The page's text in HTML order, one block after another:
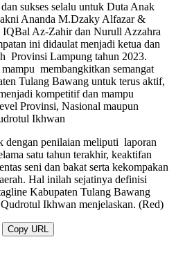
sukses selalu untuk Duta Anak
Ananda M.Dzaky Alfazar &
IQBal Az-Zahir dan Nurull Azzahra
ini didaulat menjadi ketua dan
Provinsi Lampung tahun 2023.
membangkitkan semangat
Tulang Bawang untuk terus aktif,
kompetitif dan mampu
Provinsi, Nasional maupun
Ikhwan
dengan penilaian meliputi laporan
satu tahun terakhir, keaktifan
seni dan bakat serta kekompakan
Hal inilah sejatinya definisi
Kabupaten Tulang Bawang
Ikhwan menjelaskan. (Red)
Copy URL